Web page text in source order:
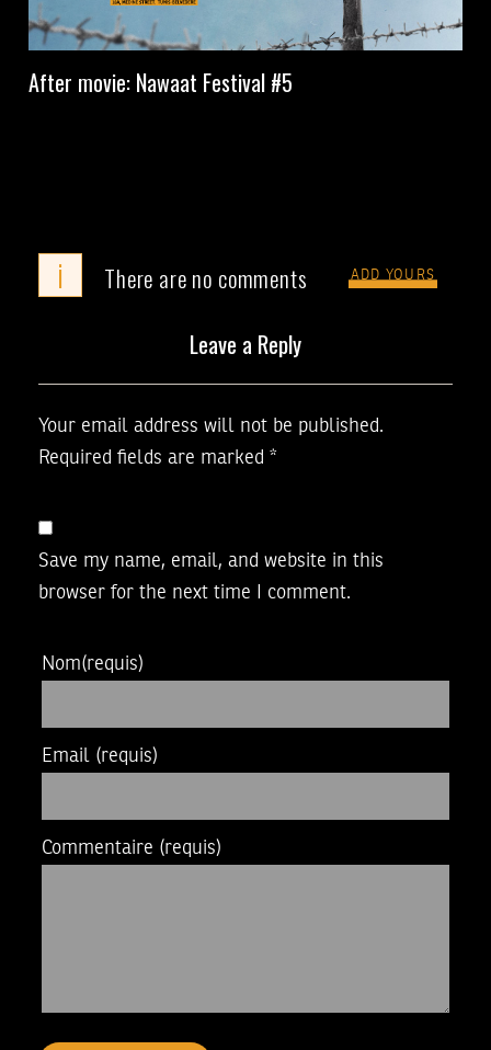
After movie: Nawaat Festival #5
i There are no comments ADD YOURS
Leave a Reply
Your email address will not be published.
Required fields are marked *
Save my name, email, and website in this
browser for the next time I comment.
Nom(requis)
Email (requis)
Commentaire (requis)